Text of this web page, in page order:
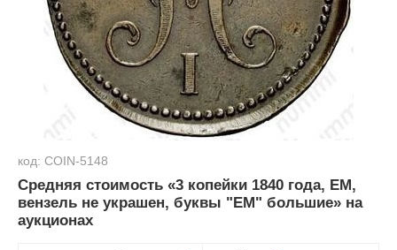
код: COIN-5148
Средняя стоимость «3 копейки 1840 года, ЕМ,
вензель не украшен, буквы "ЕМ" большие» на
аукционах